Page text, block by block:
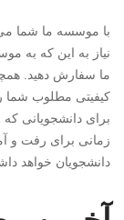
با موسسه ما شما می
نیاز به این که به
ما سفارش دهید.
کیفیتی مطلوب شما
برای دانشجویانی
زمانی برای رفت و
دانشجویان خواهد